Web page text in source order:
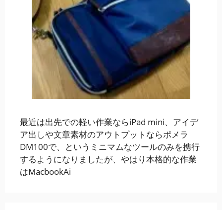
最近は出先での軽い作業ならiPad mini、アイデ
ア出しや文章素材のアウトプットならポメラ
DM100で、というミニマムなツールのみを携行
するようになりましたが、やはり本格的な作業
はMacbookAi